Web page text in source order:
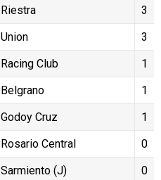
Riestra
3
Union
3
Racing Club
1
Belgrano
1
Godoy Cruz
1
Rosario Central
0
Sarmiento (J)
0